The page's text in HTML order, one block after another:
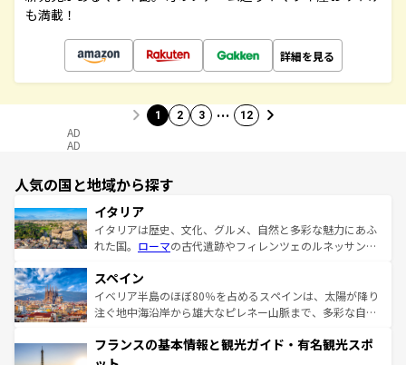
も満載！
詳細を見る
1 2 3 … 12
AD
AD
人気の国と地域から探す
イタリア
イタリアは歴史、文化、グルメ、自然と多彩な魅力にあふ
れた国。 ローマの古代遺跡やフィレンツェのルネッサンス
ろん、トスカーナの美しい田園風景やアマルフィ海岸の絶
景など、自然景観も見逃せない。観光の合間には、本場の
ピザやパスタなど、絶品のイタリア料理を堪能することも
ませてくれるイタリアで、忘れられない旅をしてみよう！
なお、新着のイタリア情報は
スペイン
イベリア半島のほぼ80％を占めるスペインは、太陽が降り
注ぐ地中海沿岸から雄大なピレネー山脈まで、多彩な自然
文化が根付くこの国では、情熱的なフラメンコ、熱気あふ
れる闘牛、そして美味しいタパスが生活の一部となってい
フランスの基本情報と観光ガイド・有名観光スポ